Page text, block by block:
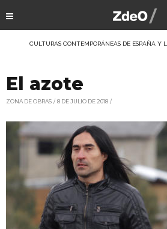
CULTURAS CONTEMPORÁNEAS DE ESPAÑA Y
El azote
ZONA DE OBRAS 8 DE JULIO DE 2018